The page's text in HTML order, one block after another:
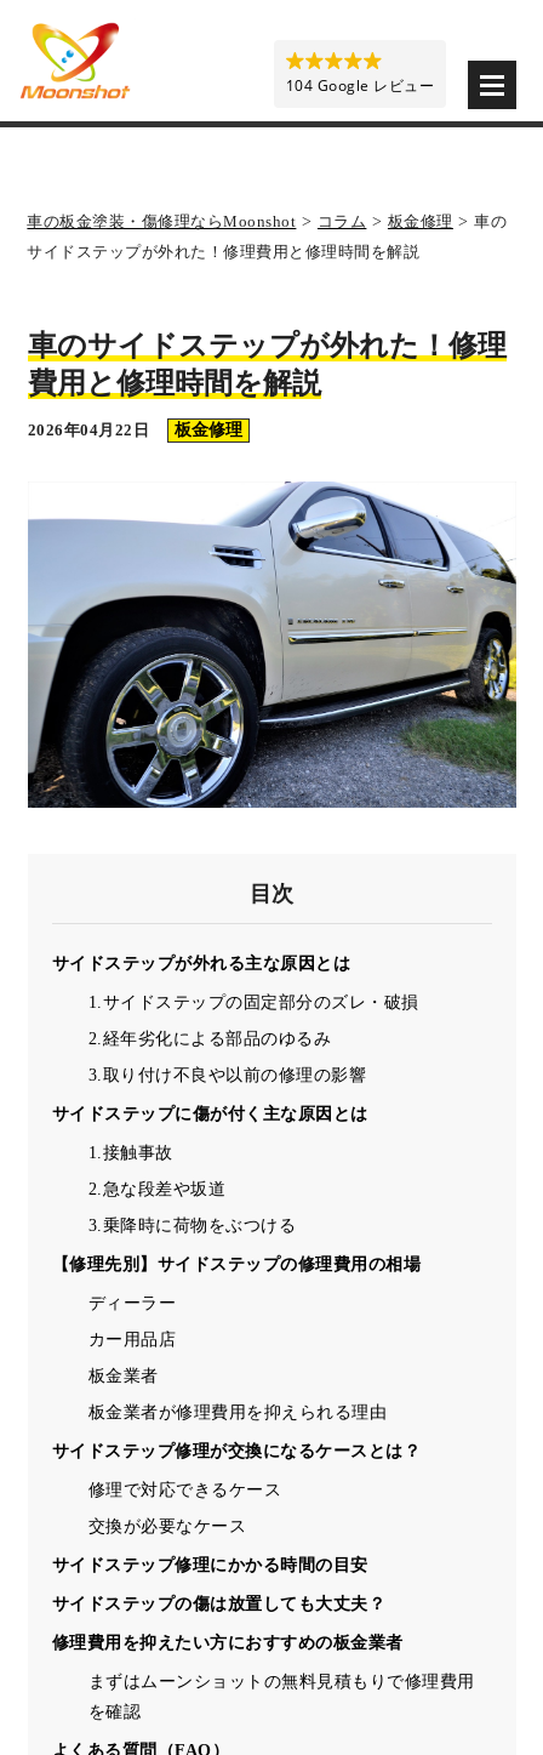
車の板金塗装・傷修理ならMoonshot > コラム > 板金修理 >車の
サイドステップが外れた！修理費用と修理時間を解説
車のサイドステップが外れた！修理
費用と修理時間を解説
2026年04月22日 板金修理
目次
サイドステップが外れる主な原因とは
1.サイドステップの固定部分のズレ・破損
2.経年劣化による部品のゆるみ
3.取り付け不良や以前の修理の影響
サイドステップに傷が付く主な原因とは
1.接触事故
2.急な段差や坂道
3.乗降時に荷物をぶつける
【修理先別】サイドステップの修理費用の相場
ディーラー
カー用品店
板金業者
板金業者が修理費用を抑えられる理由
サイドステップ修理が交換になるケースとは？
修理で対応できるケース
交換が必要なケース
サイドステップ修理にかかる時間の目安
サイドステップの傷は放置しても大丈夫？
修理費用を抑えたい方におすすめの板金業者
まずはムーンショットの無料見積もりで修理費用
を確認
よくある質問（FAQ）
104 Google レビュー